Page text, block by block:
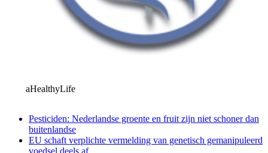
aHealthyLife
Pesticiden: Nederlandse groente en fruit zijn niet schoner dan
buitenlandse
EU schaft verplichte vermelding van genetisch gemanipuleerd